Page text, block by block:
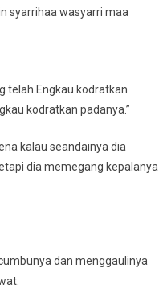
syarrihaa wasyarri maa
telah Engkau kodratkan
kodratkan padanya.”
kalau seandainya dia
dia memegang kepalanya
dan menggaulinya